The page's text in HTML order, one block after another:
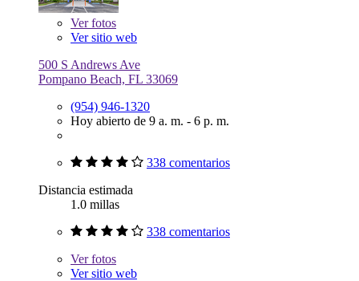
Verfotos
Ver sitio web
500 S Andrews Ave
Pompano Beach, FL 33069
(954) 946-1320
Hoy abierto de 9 a. m. - 6 p. m.
338 comentarios
Distancia estimada
1.0 millas
338 comentarios
Verfotos
Ver sitio web